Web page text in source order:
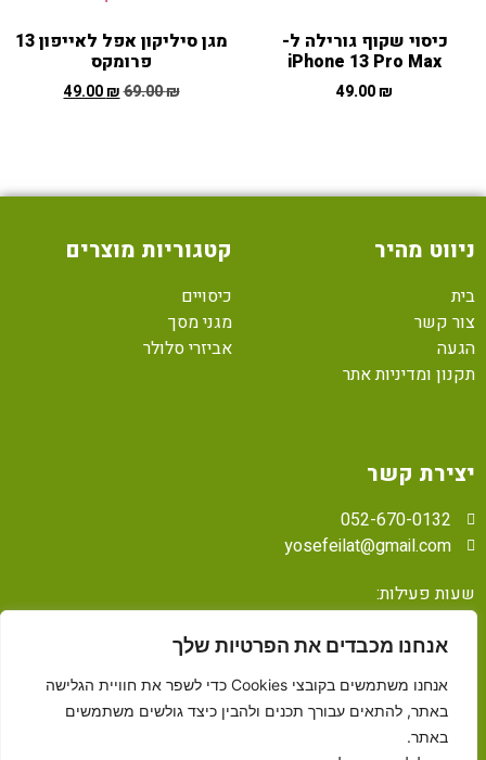
אנחנו מכבדים את הפרטיות שלך
אנחנו משתמשים בקובצי Cookies כדי לשפר את חוויית הגלישה
באתר, להתאים עבורך תכנים ולהבין כיצד גולשים משתמשים
באתר.
כיסוי שקוף גורילה ל-
iPhone 13 Pro Max
49.00₪
מגן סיליקון אפל לאייפון 13
פרומקס
69.00₪
49.00₪
ניווט מהיר
בית
צור קשר
הגעה
תקנון ומדיניות אתר
קטגוריות מוצרים
כיסויים
מגני מסך
אביזרי סלולר
יצירת קשר
052-670-0132
yosefeilat@gmail.com
שעות פעילות:
א'-ה' 00:00 – 11:00